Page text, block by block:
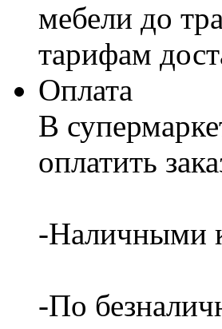
мебели до
тарифам
Оплата
В
оплатить
-Наличными
-По